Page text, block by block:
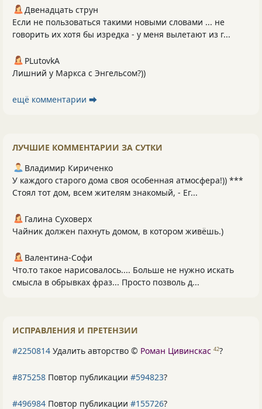
Двенадцать струн
Если не пользоваться такими новыми словами ... не
говорить их хотя бы изредка - у меня вылетают из г...
PLutоvkА
Лишний у Маркса с Энгельсом?))
ещё комментарии ⮕
ЛУЧШИЕ КОММЕНТАРИИ ЗА СУТКИ
Владимир Кириченко
У каждого старого дома своя особенная атмосфера!)) ***
Стоял тот дом, всем жителям знакомый, - Ег...
Галина Суховерх
Чайник должен пахнуть домом, в котором живёшь.)
Валентина-Софи
Что.то такое нарисовалось.... Больше не нужно искать
смысла в обрывках фраз... Просто позволь д...
ИСПРАВЛЕНИЯ И ПРЕТЕНЗИИ
#2250814 Удалить авторство © Роман Цивинскас 42?
#875258 Повтор публикации #594823?
#496984 Повтор публикации #155726?